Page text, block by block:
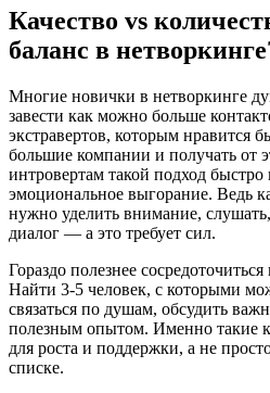
Качество vs
баланс в
Многие новички в нетворкинге
завести как можно больше
экстравертов, которым нравится
большие компании и получать от
интровертам такой подход быстро
эмоциональное выгорание. Ведь
нужно уделить внимание,
диалог — а это требует сил.
Гораздо полезнее
Найти 3-5 человек, с которыми
связаться по душам, обсудить
полезным опытом. Именно такие
для роста и поддержки, а не
списке.